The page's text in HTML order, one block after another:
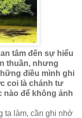
tâm đến sự hiểu
thuần, nhưng
điều mình ghi
coi là chánh tư
nào để không ảnh
ta làm, cần ghi nhớ